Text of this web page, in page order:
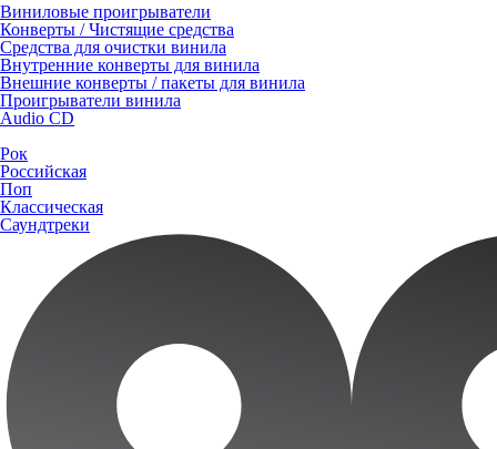
Виниловые проигрыватели
Конверты / Чистящие средства
Средства для очистки винила
Внутренние конверты для винила
Внешние конверты / пакеты для винила
Проигрыватели винила
Audio CD
Рок
Российская
Поп
Классическая
Саундтреки